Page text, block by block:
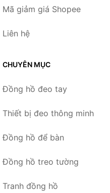
Mã giảm giá Shopee
Liên hệ
CHUYÊN MỤC
Đồng hồ đeo tay
Thiết bị đeo thông minh
Đồng hồ để bàn
Đồng hồ treo tường
Tranh đồng hồ